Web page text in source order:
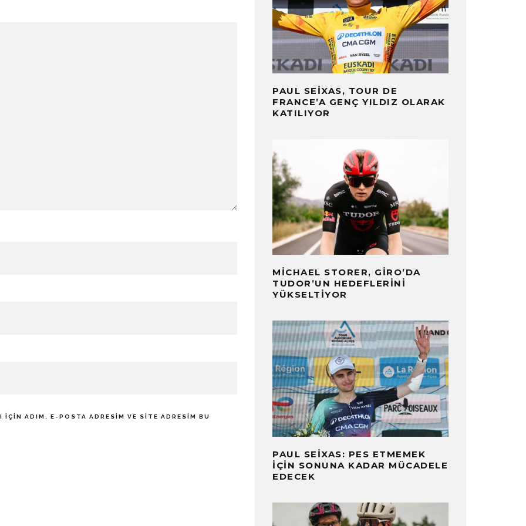
ADIM, E-POSTA ADRESIM VE SITE ADRESIM BU
PAUL SEIXAS, TOUR DE
FRANCE’A GENÇ YILDIZ OLARAK
KATILIYOR
MICHAEL STORER, GIRO’DA
TUDOR’UN HEDEFLERINI
YÜKSELTIYOR
PAUL SEIXAS: PES ETMEMEK
İÇIN SONUNA KADAR MÜCADELE
EDECEK